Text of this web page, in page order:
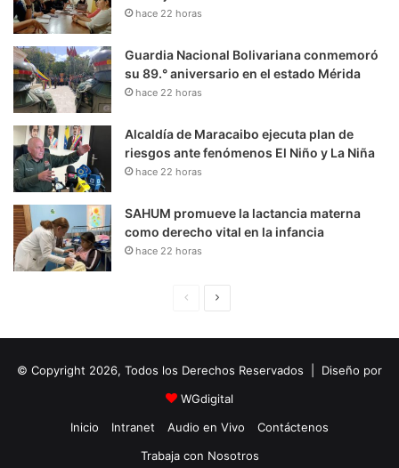
hace 22 horas
Guardia Nacional Bolivariana conmemoró
su 89.° aniversario en el estado Mérida
hace 22 horas
Alcaldía de Maracaibo ejecuta plan de
riesgos ante fenómenos El Niño y La Niña
hace 22 horas
SAHUM promueve la lactancia materna
como derecho vital en la infancia
hace 22 horas
i
n
a
u
i
e
© Copyright 2026, Todos los Derechos Reservados | Diseño por
WGdigital
Inicio
Intranet Audio en Vivo
Contáctenos
Trabaja con Nosotros